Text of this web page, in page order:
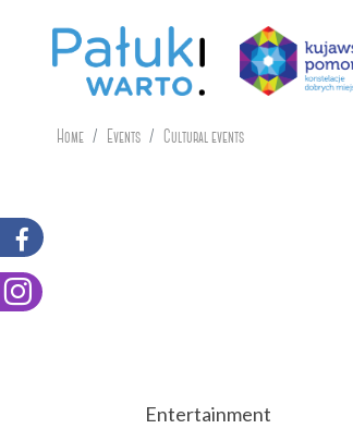
Home Events Cultural events
Entertainment